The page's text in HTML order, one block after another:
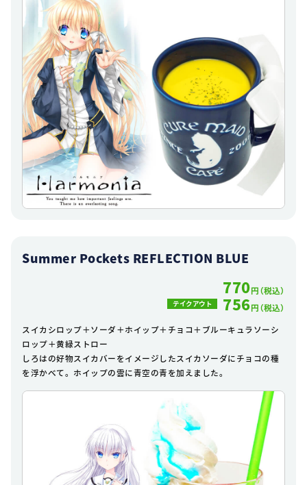
Summer Pockets REFLECTION BLUE
770円（税込）
テイクアウト 756円（税込）
スイカシロップ＋ソーダ＋ホイップ＋チョコ＋ブルーキュラソーシ
ロップ＋黄緑ストロー
しろはの好物スイカバーをイメージしたスイカソーダにチョコの種
を浮かべて。ホイップの雲に青空の青を加えました。